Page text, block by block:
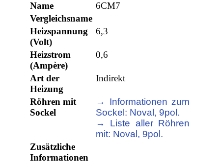
Name
6CM7
Vergleichsname
Heizspannung
(Volt)
6,3
Heizstrom
(Ampère)
0,6
Art der
Heizung
Indirekt
Röhren mit
Sockel
→ Informationen zum
Sockel: Noval, 9pol.
→ Liste aller Röhren
mit: Noval, 9pol.
Zusätzliche
Informationen